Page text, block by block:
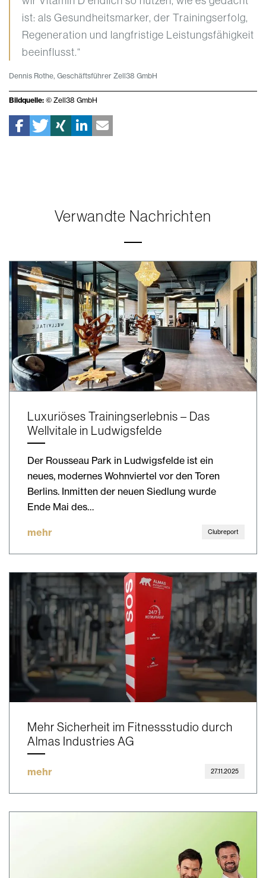
ist: als Gesundheitsmarker, der Trainingserfolg,
Regeneration und langfristige Leistungsfähigkeit
beeinflusst.“
Dennis Rothe, Geschäftsführer Zell38 GmbH
Bildquelle: © Zell38 GmbH
Verwandte Nachrichten
Luxuriöses Trainingserlebnis – Das
Wellvitale in Ludwigsfelde
Der Rousseau Park in Ludwigsfelde ist ein
neues, modernes Wohnviertel vor den Toren
Berlins. Inmitten der neuen Siedlung wurde
Ende Mai des…
mehr Clubreport
Mehr Sicherheit im Fitnessstudio durch
Almas Industries AG
mehr 27.11.2025